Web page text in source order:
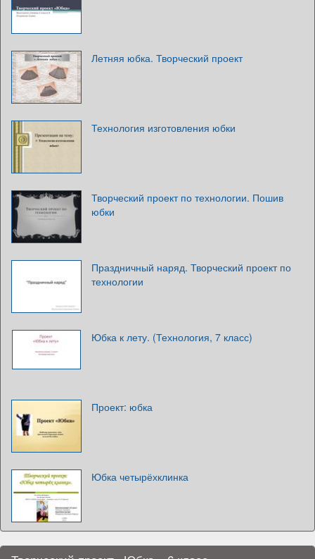
Летняя юбка. Творческий проект
Технология изготовления юбки
Творческий проект по технологии. Пошив
юбки
Праздничный наряд. Творческий проект по
технологии
Юбка к лету. (Технология, 7 класс)
Проект: юбка
Юбка четырёхклинка